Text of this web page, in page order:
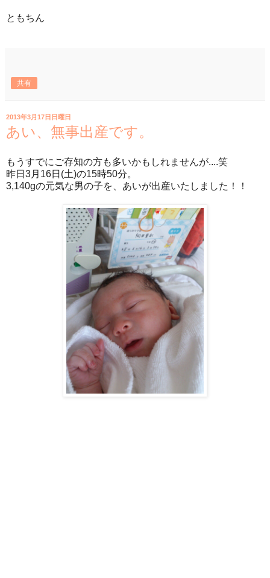
ともちん
共有
2013年3月17日日曜日
あい、無事出産です。
もうすでにご存知の方も多いかもしれませんが....笑
昨日3月16日(土)の15時50分。
3,140gの元気な男の子を、あいが出産いたしました！！